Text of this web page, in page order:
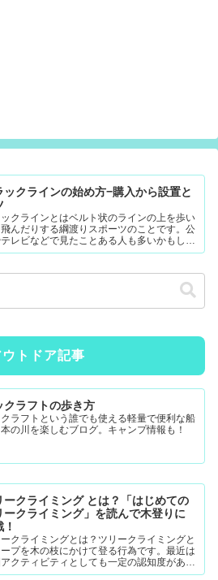
ックラインの始め方−購入から設置と
クラインとはベルト状のラインの上を歩い
んだりする綱渡りスポーツのことです。公
テレビなどで見たことある人も多いかもしれ
。難易度調整が簡単なので幼児から大人ま
ウトドア記事
クラフトの歩き方
ラフトという誰でも使える軽量で便利な船
の川を楽しむブログ。キャンプ情報も！
ークライミング とは？「はじめての
ークライミング」を読んで木登りに
クライミングとは？ツリークライミングと
プを木の枝にかけて登る行為です。最近は
クティビティとしても一定の認知度がある
DRTダブルドロープテクニック(MRS-ム...